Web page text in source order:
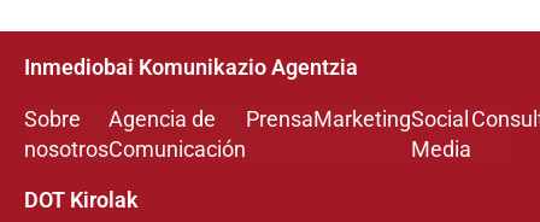
Inmediobai Komunikazio Agentzia
Sobre
nosotros
Agencia de
Comunicación
PrensaMarketingSocial
Media
DOT Kirolak